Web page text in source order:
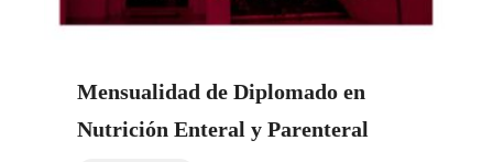
Mensualidad de Diplomado en
Nutrición Enteral y Parenteral